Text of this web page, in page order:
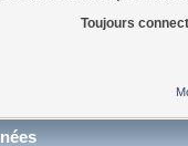
Toujours